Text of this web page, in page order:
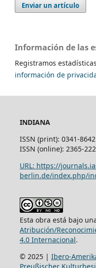
Enviar un artículo
Información de las
Registramos
información de
INDIANA
ISSN (print): 0341-8642
ISSN (online): 2365-
URL: https://
berlin.de/index.php/
Esta obra está bajo
Atribución/
4.0 Internacional.
© 2025 | Ibero-